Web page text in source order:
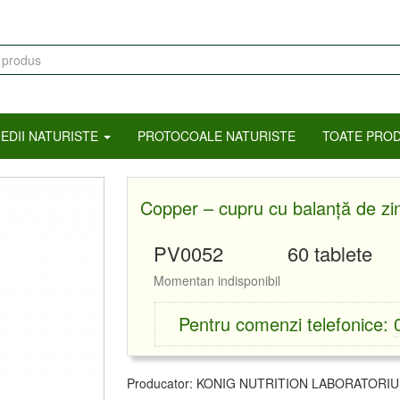
NATURISTE PROTOCOALE NATURISTE TOATE
Copper – cupru cu balanță de
PV0052 60 tablete
Momentan indisponibil
Pentru comenzi telefonice:
Producator: KONIG NUTRITION